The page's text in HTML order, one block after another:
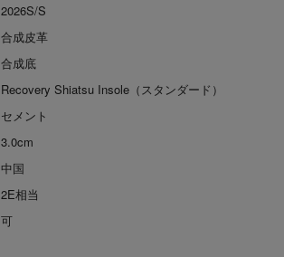
2026S/S
合成皮革
合成底
Recovery Shiatsu Insole（スタンダード）
セメント
3.0cm
中国
2E相当
可